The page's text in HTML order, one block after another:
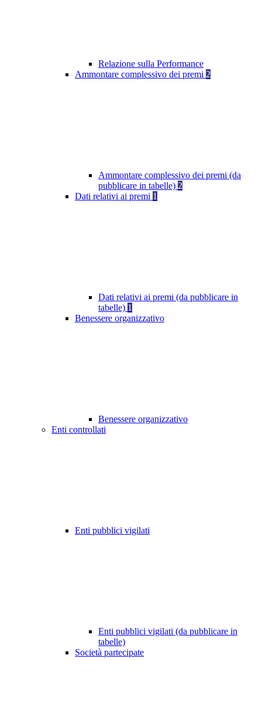
Relazione sulla Performance
Ammontare complessivo dei premi 2
Ammontare complessivo dei premi (da
pubblicare in tabelle) 2
Dati relativi ai premi 1
Dati relativi ai premi (da pubblicare in
tabelle) 1
Benessere organizzativo
Benessere organizzativo
Enti controllati
Enti pubblici vigilati
Enti pubblici vigilati (da pubblicare in
tabelle)
Società partecipate